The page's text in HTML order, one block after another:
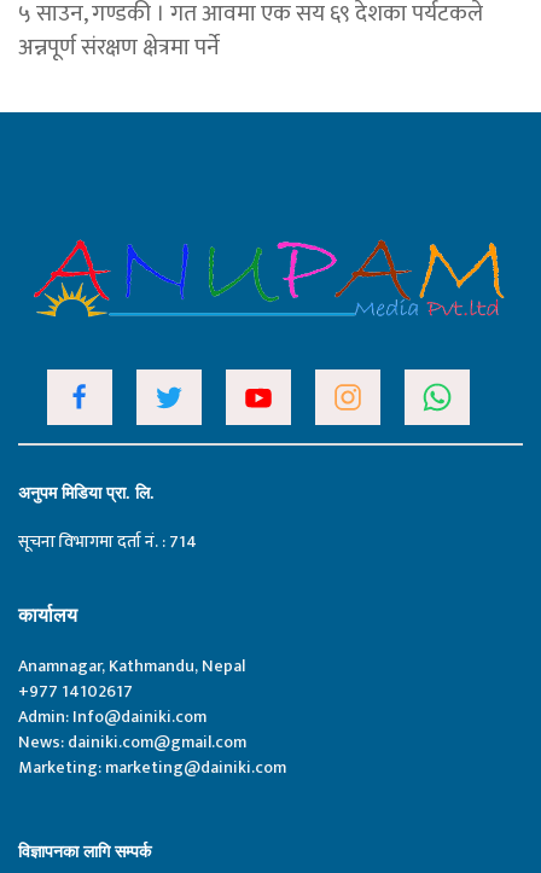
५ साउन, गण्डकी । गत आवमा एक सय ६९ देशका पर्यटकले
अन्नपूर्ण संरक्षण क्षेत्रमा पर्ने
अनुपम मिडिया प्रा. लि.
सूचना विभागमा दर्ता नं. : 714
कार्यालय
Anamnagar, Kathmandu, Nepal
+977 14102617
Admin:Info@dainiki.com
News:dainiki.com@gmail.com
Marketing:marketing@dainiki.com
विज्ञापनका लागि सम्पर्क